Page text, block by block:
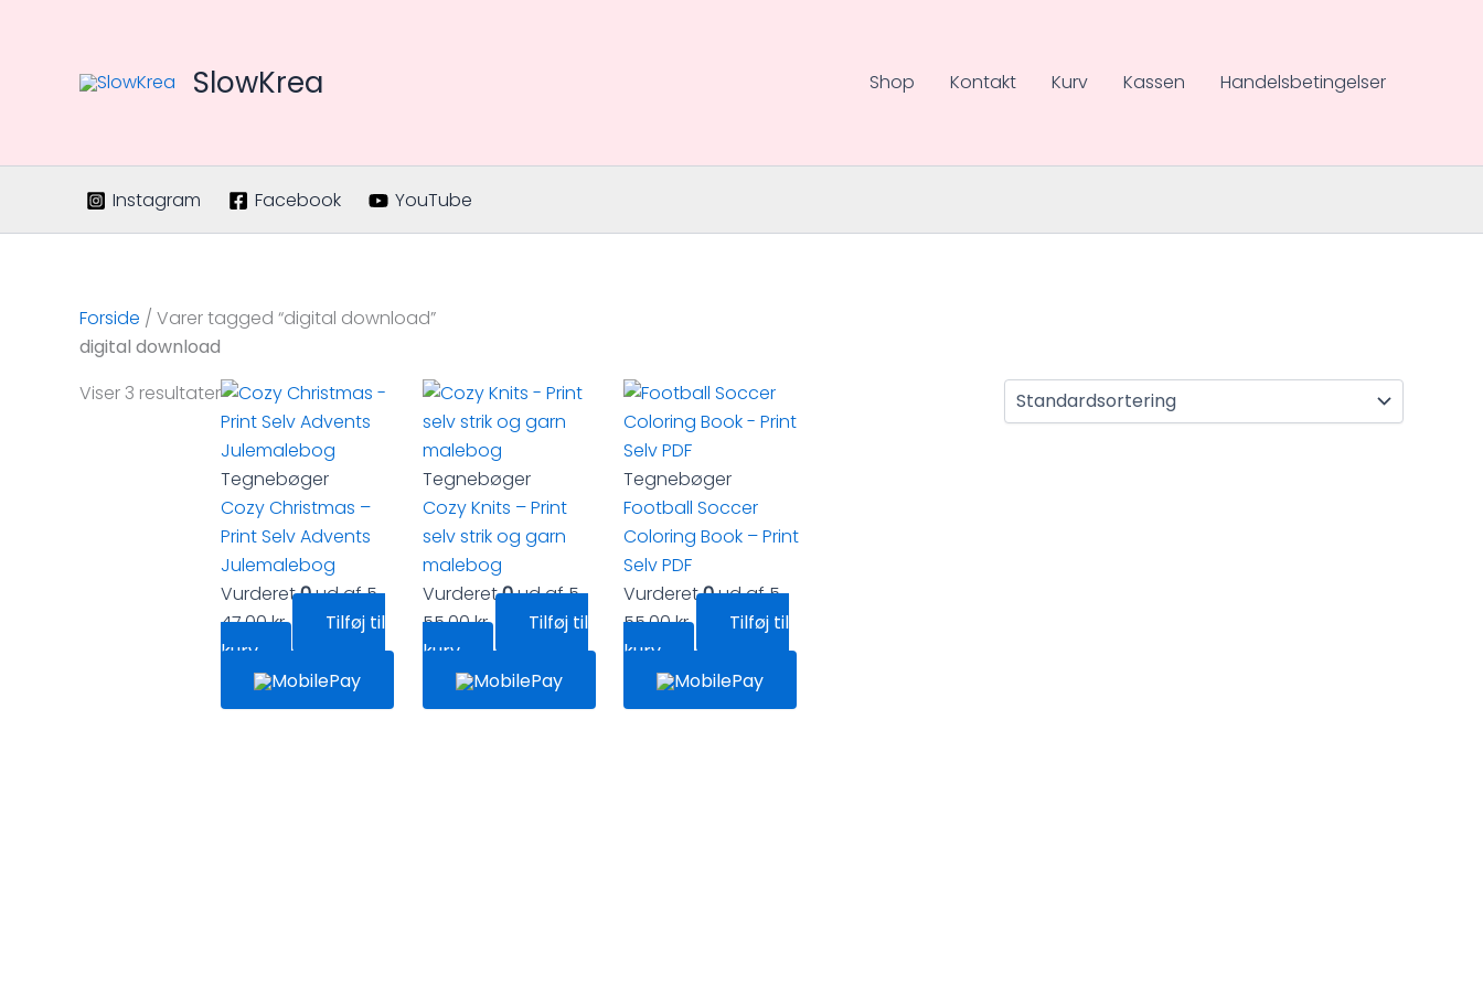
indholdet
SlowKrea Shop Kontakt Kurv Kassen Handelsbetingelser
Instagram Facebook YouTube
Forside / Varer tagged “digital download”
digital download
Viser 3 resultater
Tegnebøger
Cozy Christmas –
Print Selv Advents
Julemalebog
Vurderet0ud af 5
47,00kr.
Tilføj til
kurv
Tegnebøger
Cozy Knits – Print
selv strik og garn
malebog
Vurderet0ud af 5
55,00kr.
Tilføj til
kurv
Tegnebøger
Football Soccer
Coloring Book – Print
Selv PDF
Vurderet0ud af 5
55,00kr.
Tilføj til
kurv